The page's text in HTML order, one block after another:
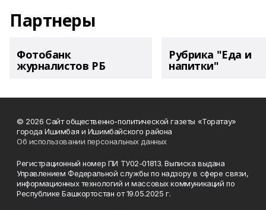
Партнеры
Фотобанк
журналистов РБ
Рубрика "Еда и
напитки"
© 2026 Сайт общественно-политической газеты «Торатау»
города Ишимбая и Ишимбайского района
Об использовании персональных данных
Регистрационный номер ПИ ТУ02-01813. Выписка выдана
Управлением Федеральной службы по надзору в сфере связи,
информационных технологий и массовых коммуникаций по
Республике Башкортостан от 19.05.2025 г.